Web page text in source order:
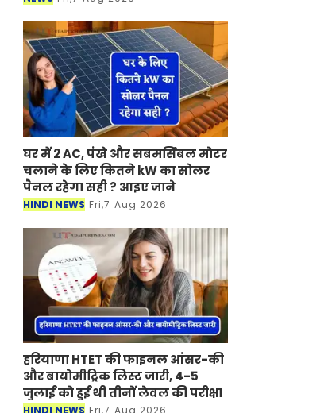
है
घर में 2 AC, पंखे और सबमर्सिबल मोटर
चलाने के लिए कितने kW का सोलर
पैनल रहेगा सही ? आइए जाने
HINDI NEWS Fri,7 Aug 2026
हरियाणा HTET की फाइनल आंसर-की
और बायोमीट्रिक लिस्ट जारी, 4-5
जुलाई को हुई थी तीनों लेवल की परीक्षा
HINDI NEWS Fri,7 Aug 2026